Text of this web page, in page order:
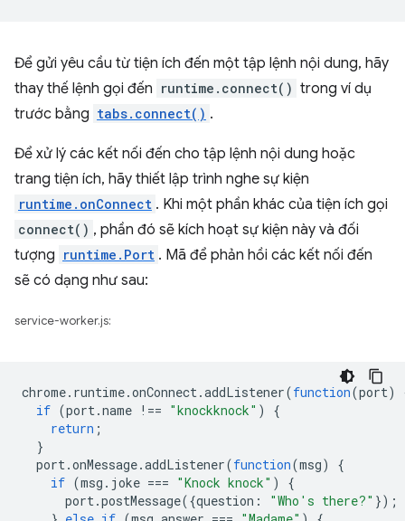
Để gửi yêu cầu từ tiện ích đến một tập lệnh nội dung, hãy
thay thế lệnh gọi đến runtime.connect() trong ví dụ
trước bằng tabs.connect() .
Để xử lý các kết nối đến cho tập lệnh nội dung hoặc
trang tiện ích, hãy thiết lập trình nghe sự kiện
runtime.onConnect . Khi một phần khác của tiện ích gọi
connect() , phần đó sẽ kích hoạt sự kiện này và đối
tượng runtime.Port . Mã để phản hồi các kết nối đến
sẽ có dạng như sau:
service-worker.js:
chrome. runtime.onConnect.addListener(function(port)
if (port.name !== "knockknock" )
{
return ;
}
port.onMessage.addListener(function(msg)
{
if (msg . joke === "Knock knock" )
{
port.postMessage({question : "Who's there?" });